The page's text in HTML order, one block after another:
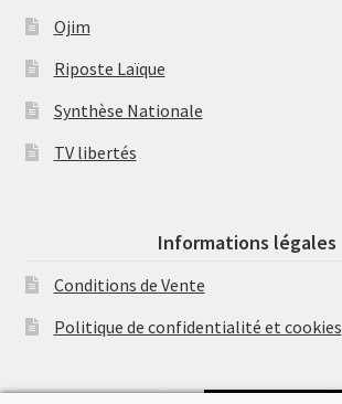
Ojim
Riposte Laïque
Synthèse Nationale
TV libertés
Informations légales
Conditions de Vente
Politique de confidentialité et cookies